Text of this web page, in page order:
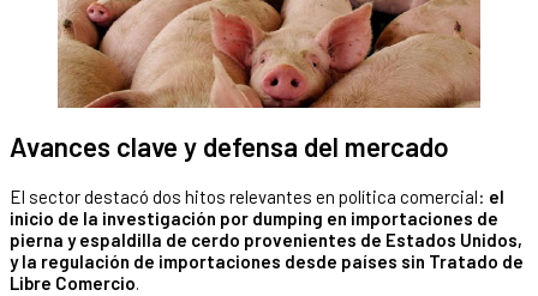
Avances clave y defensa del mercado
El sector destacó dos hitos relevantes en política comercial: el
inicio de la investigación por dumping en importaciones de
pierna y espaldilla de cerdo provenientes de Estados Unidos,
y la regulación de importaciones desde países sin Tratado de
Libre Comercio.